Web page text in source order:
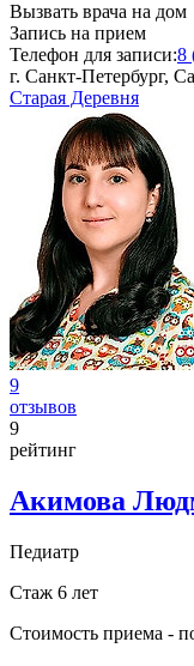
Вызвать врача на дом
Запись на прием
Телефон для записи:8
г. Санкт-Петербург,
Старая Деревня
9
отзывов
9
рейтинг
Акимова
Педиатр
Стаж 6 лет
Стоимость приема -